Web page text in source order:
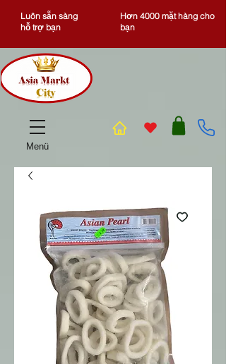
Menü
Luôn sẵn sàng
hỗ trợ bạn
Hơn 4000 mặt hàng cho
bạn